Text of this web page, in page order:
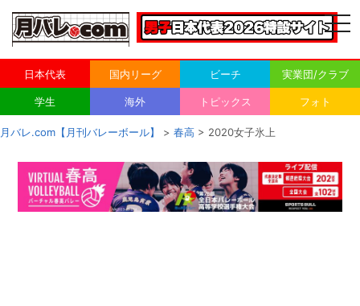
日本代表 国内リーグ ビーチ 実業団/クラブ
学生 海外 トピックス フォト
月バレ.com【月刊バレーボール】 > 春高 > 2020女子氷上